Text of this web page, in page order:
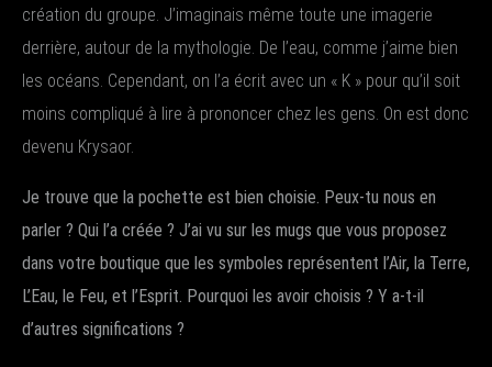
création du groupe. J’imaginais même toute une imagerie
derrière, autour de la mythologie. De l’eau, comme j’aime bien
les océans. Cependant, on l’a écrit avec un « K » pour qu’il soit
moins compliqué à lire à prononcer chez les gens. On est donc
devenu Krysaor.
Je trouve que la pochette est bien choisie. Peux-tu nous en
parler ? Qui l’a créée ? J’ai vu sur les mugs que vous proposez
dans votre boutique que les symboles représentent l’Air, la Terre,
L’Eau, le Feu, et l’Esprit. Pourquoi les avoir choisis ? Y a-t-il
d’autres significations ?